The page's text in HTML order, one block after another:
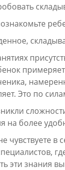
Это по
на более
чувствуете в
эти знания